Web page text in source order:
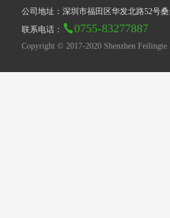
公司地址：深圳市福田区华发北路52号桑
联系电话： 0755-83277887
Copyright © 2017-2020 Shenzhen